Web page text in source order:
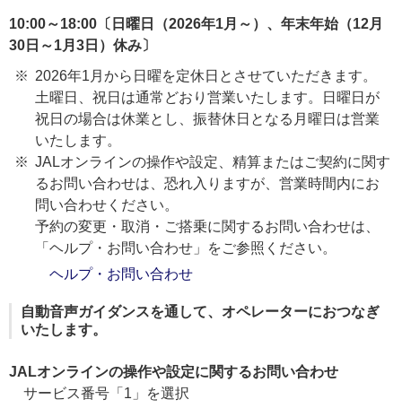
10:00～18:00〔日曜日（2026年1月～）、年末年始（12月
30日～1月3日）休み〕
2026年1月から日曜を定休日とさせていただきます。
土曜日、祝日は通常どおり営業いたします。日曜日が
祝日の場合は休業とし、振替休日となる月曜日は営業
いたします。
JALオンラインの操作や設定、精算またはご契約に関す
るお問い合わせは、恐れ入りますが、営業時間内にお
問い合わせください。
予約の変更・取消・ご搭乗に関するお問い合わせは、
「ヘルプ・お問い合わせ」をご参照ください。
ヘルプ・お問い合わせ
自動音声ガイダンスを通して、オペレーターにおつなぎ
いたします。
JALオンラインの操作や設定に関するお問い合わせ
サービス番号「1」を選択